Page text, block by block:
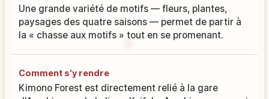
Une grande variété de motifs — fleurs, plantes,
paysages des quatre saisons — permet de partir à
la « chasse aux motifs » tout en se promenant.
Comment s'y rendre
Kimono Forest est directement relié à la gare